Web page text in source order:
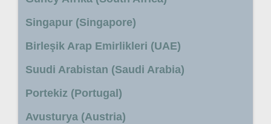
Singapur (Singapore)
Birleşik Arap Emirlikleri (UAE)
Suudi Arabistan (Saudi Arabia)
Portekiz (Portugal)
Avusturya (Austria)